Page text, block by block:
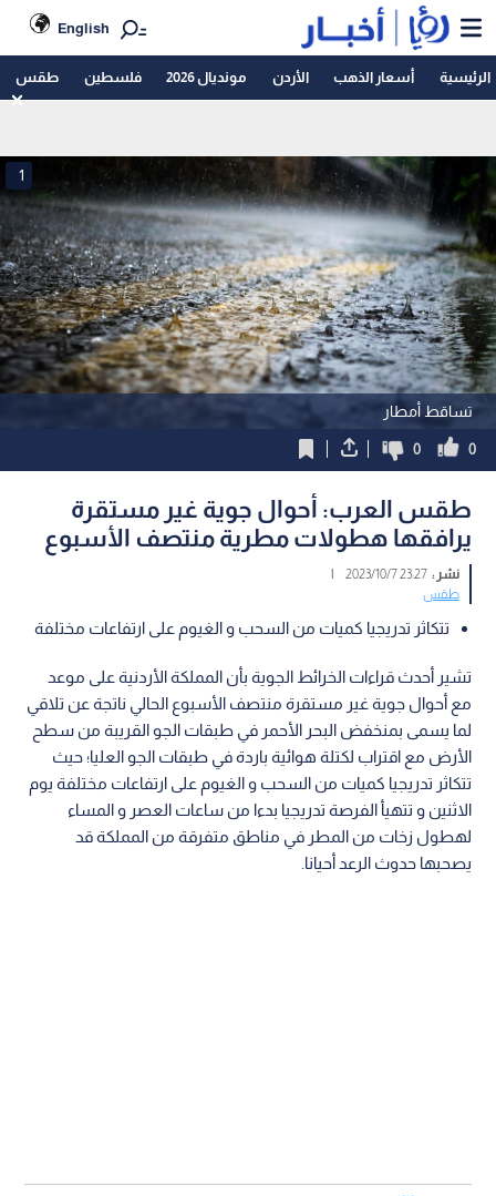
English
الرئيسية أسعار الذهب الأردن مونديال 2026 فلسطين طقس
تساقط أمطار
1
0
0
طقس العرب: أحوال جوية غير مستقرة
يرافقها هطولات مطرية منتصف الأسبوع
نشر :23:27 2023/10/7
|
طقس
تتكاثر تدريجيا كميات من السحب و الغيوم على ارتفاعات مختلفة
تشير أحدث قراءات الخرائط الجوية بأن المملكة الأردنية على موعد
مع أحوال جوية غير مستقرة منتصف الأسبوع الحالي ناتجة عن تلاقي
لما يسمى بمنخفض البحر الأحمر في طبقات الجو القريبة من سطح
الأرض مع اقتراب لكتلة هوائية باردة في طبقات الجو العليا؛ حيث
تتكاثر تدريجيا كميات من السحب و الغيوم على ارتفاعات مختلفة يوم
الاثنين و تتهيأ الفرصة تدريجيا بدءا من ساعات العصر و المساء
لهطول زخات من المطر في مناطق متفرقة من المملكة قد
يصحبها حدوث الرعد أحيانا.